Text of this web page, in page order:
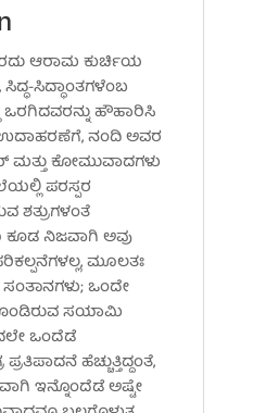
ಆರಾಮ ಕುರ್ಚಿಯ
ಸಿದ್ಧಾಂತಗಳೆಂಬ
ಹೌಹಾರಿಸಿ
ನಂದಿ ಅವರ
ಮತ್ತು ಕೋಮುವಾದಗಳು
ಪರಸ್ಪರ
ಶತ್ರುಗಳಂತೆ
ಕೂಡ ನಿಜವಾಗಿ ಅವು
ಮೂಲತಃ
ಒಂದೇ
ಸಯಾಮಿ
ಒಂದೆಡೆ
ಹೆಚ್ಚುತ್ತಿದ್ದಂತೆ,
ಇನ್ನೊಂದೆಡೆ ಅಷ್ಟೇ